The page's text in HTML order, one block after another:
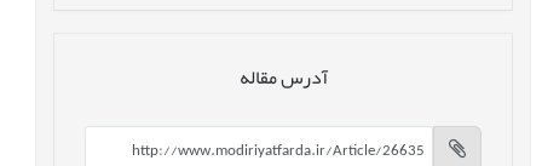
آدرس مقاله